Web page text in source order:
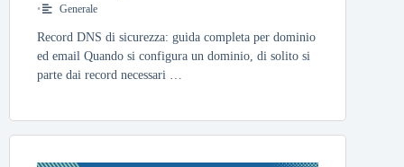
• Generale
Record DNS di sicurezza: guida completa per dominio
ed email Quando si configura un dominio, di solito si
parte dai record necessari …